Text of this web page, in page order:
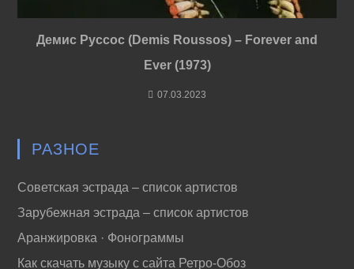
Демис Руссос (Demis Roussos) – Forever and
Ever (1973)
07.03.2023
РАЗНОЕ
Советская эстрада – список артистов
Зарубежная эстрада – список артистов
Аранжировка · Фонограммы
Как скачать музыку с сайта Ретро-Обоз